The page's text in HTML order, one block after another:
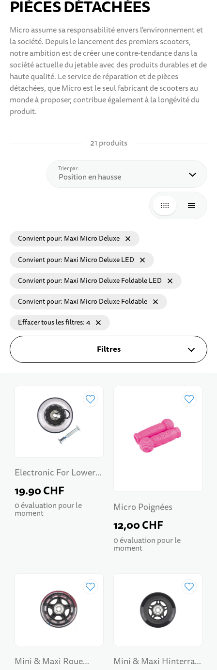
10 ANS+
ADOLESCENTS
SPORTS & LOISIRS
PIÈCES DÉTACHÉES
Micro assume sa responsabilité envers l'environnement et
la société. Depuis le lancement des premiers scooters,
notre ambition est de créer une contre-tendance dans la
société actuelle du jetable avec des produits durables et de
haute qualité. Le service de réparation et de pièces
détachées, que Micro est le seul fabricant de scooters au
monde à proposer, contribue également à la longévité du
produit.
21 produits
Trier par:
GRILLELISTE
Convient pour Maxi Micro Deluxe
Convient pour Maxi Micro Deluxe LED
Convient pour Maxi Micro Deluxe Foldable LED
Convient pour Maxi Micro Deluxe Foldable
Effacer tous les filtres 4
Filtres
Electronic For Lower
Deck Mini Glow
19.90 CHF
0 évaluation pour le
moment Micro Poignées
12,00 CHF
0 évaluation pour le
moment
Mini & Maxi Roue
Mini & Maxi Hinterrad